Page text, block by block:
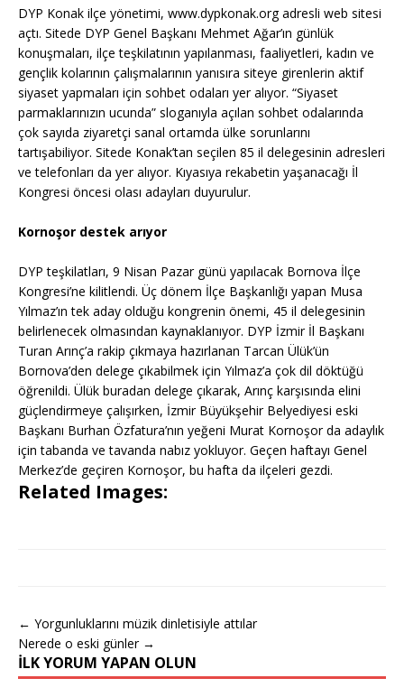
DYP Konak ilçe yönetimi, www.dypkonak.org adresli web sitesi
açtı. Sitede DYP Genel Başkanı Mehmet Ağar’ın günlük
konuşmaları, ilçe teşkilatının yapılanması, faaliyetleri, kadın ve
gençlik kolarının çalışmalarının yanısıra siteye girenlerin aktif
siyaset yapmaları için sohbet odaları yer alıyor. “Siyaset
parmaklarınızın ucunda” sloganıyla açılan sohbet odalarında
çok sayıda ziyaretçi sanal ortamda ülke sorunlarını
tartışabiliyor. Sitede Konak’tan seçilen 85 il delegesinin adresleri
ve telefonları da yer alıyor. Kıyasıya rekabetin yaşanacağı İl
Kongresi öncesi olası adayları duyurulur.
Kornoşor destek arıyor
DYP teşkilatları, 9 Nisan Pazar günü yapılacak Bornova İlçe
Kongresi’ne kilitlendi. Üç dönem İlçe Başkanlığı yapan Musa
Yılmaz’ın tek aday olduğu kongrenin önemi, 45 il delegesinin
belirlenecek olmasından kaynaklanıyor. DYP İzmir İl Başkanı
Turan Arınç’a rakip çıkmaya hazırlanan Tarcan Ülük’ün
Bornova’den delege çıkabilmek için Yılmaz’a çok dil döktüğü
öğrenildi. Ülük buradan delege çıkarak, Arınç karşısında elini
güçlendirmeye çalışırken, İzmir Büyükşehir Belyediyesi eski
Başkanı Burhan Özfatura’nın yeğeni Murat Kornoşor da adaylık
için tabanda ve tavanda nabız yokluyor. Geçen haftayı Genel
Merkez’de geçiren Kornoşor, bu hafta da ilçeleri gezdi.
Related Images:
← Yorgunluklarını müzik dinletisiyle attılar
Nerede o eski günler →
İLK YORUM YAPAN OLUN